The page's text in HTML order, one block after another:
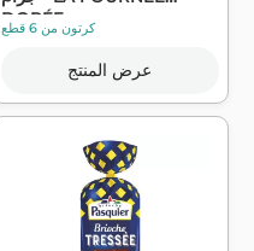
DORÉEكرتون من 6 قطع
عرض المنتج